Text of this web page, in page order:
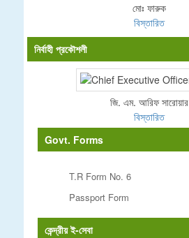
মোঃ ফারুক
বিস্তারিত
নির্বাহী প্রকৌশলী
জি. এম. আরিফ সারোয়ার
বিস্তারিত
Govt. Forms
T.R Form No. 6
Passport Form
কেন্দ্রীয় ই-সেবা